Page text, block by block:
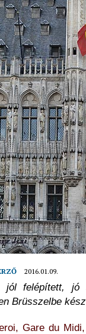
LAJOS: NYOLC NAP A
LEGFONTOSABB
2016.01.09.
jól felépített, jó
Brüsszelbe
Gare du